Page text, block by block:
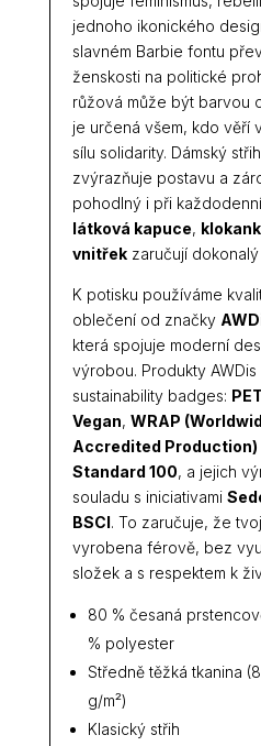
jednoho ikonického
slavném Barbie fontu
ženskosti na politické
růžová může být barvou
je určená všem, kdo věří
sílu solidarity. Dámský
zvýrazňuje postavu a
pohodlný i při
látková kapuce,
vnitřekzaručují
K potisku používáme
oblečení od značky
která spojuje moderní
výrobou. Produkty
sustainability badges:
Vegan, WRAP
Accredited Production)
Standard 100, a jejich
souladu s iniciativami
BSCI. To zaručuje, že
vyrobena férově, bez
složek a s respektem k
80 % česaná
% polyester
Středně těžká tkanina
g/m²)
Klasický střih